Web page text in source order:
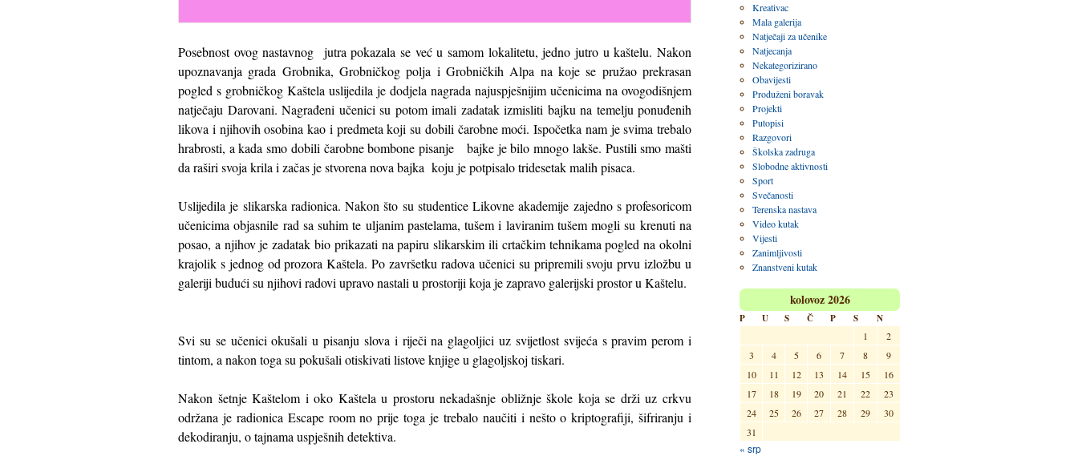
Posebnost ovog nastavnog jutra pokazala se već u samom lokalitetu, jedno jutro u kaštelu. Nakon
upoznavanja grada Grobnika, Grobničkog polja i Grobničkih Alpa na koje se pružao prekrasan
pogled s grobničkog Kaštela uslijedila je dodjela nagrada najuspješnijim učenicima na ovogodišnjem
natječaju Darovani. Nagrađeni učenici su potom imali zadatak izmisliti bajku na temelju ponuđenih
likova i njihovih osobina kao i predmeta koji su dobili čarobne moći. Ispočetka nam je svima trebalo
hrabrosti, a kada smo dobili čarobne bombone pisanje bajke je bilo mnogo lakše. Pustili smo mašti
da raširi svoja krila i začas je stvorena nova bajka koju je potpisalo tridesetak malih pisaca.
Uslijedila je slikarska radionica. Nakon što su studentice Likovne akademije zajedno s profesoricom
učenicima objasnile rad sa suhim te uljanim pastelama, tušem i laviranim tušem mogli su krenuti na
posao, a njihov je zadatak bio prikazati na papiru slikarskim ili crtačkim tehnikama pogled na okolni
krajolik s jednog od prozora Kaštela. Po završetku radova učenici su pripremili svoju prvu izložbu u
galeriji budući su njihovi radovi upravo nastali u prostoriji koja je zapravo galerijski prostor u Kaštelu.
Svi su se učenici okušali u pisanju slova i riječi na glagoljici uz svijetlost svijeća s pravim perom i
tintom, a nakon toga su pokušali otiskivati listove knjige u glagoljskoj tiskari.
Nakon šetnje Kaštelom i oko Kaštela u prostoru nekadašnje obližnje škole koja se drži uz crkvu
održana je radionica Escape room no prije toga je trebalo naučiti i nešto o kriptografiji, šifriranju i
dekodiranju, o tajnama uspješnih detektiva.
Kreativac
Mala galerija
Natječaji za učenike
Natjecanja
Nekategorizirano
Obavijesti
Produženi boravak
Projekti
Putopisi
Razgovori
Školska zadruga
Slobodne aktivnosti
Sport
Svečanosti
Terenska nastava
Video kutak
Vijesti
Zanimljivosti
Znanstveni kutak
kolovoz 2026
P U S Č P S
N
1
2
3
4 5 6 7 8
9
10
11 12 13 14 15
16
17
18 19 20 21 22
23
24
25 26 27 28 29
30
31
« srp